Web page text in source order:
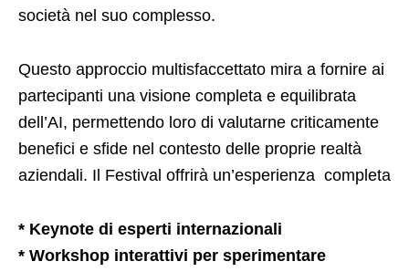
società nel suo complesso.
Questo approccio multisfaccettato mira a fornire ai
partecipanti una visione completa e equilibrata
dell’AI, permettendo loro di valutarne criticamente
benefici e sfide nel contesto delle proprie realtà
aziendali. Il Festival offrirà un’esperienza completa
* Keynote di esperti internazionali
* Workshop interattivi per sperimentare